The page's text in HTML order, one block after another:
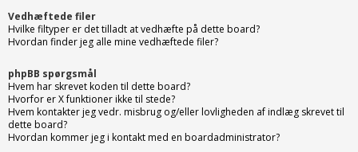
Vedhæftede filer
Hvilke filtyper er det tilladt at vedhæfte på dette board?
Hvordan finder jeg alle mine vedhæftede filer?
phpBB spørgsmål
Hvem har skrevet koden til dette board?
Hvorfor er X funktioner ikke til stede?
Hvem kontakter jeg vedr. misbrug og/eller lovligheden af indlæg skrevet til
dette board?
Hvordan kommer jeg i kontakt med en boardadministrator?